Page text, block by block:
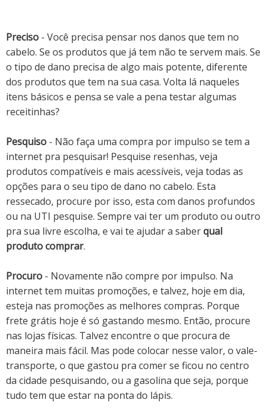
Preciso - Você precisa pensar nos danos que tem no
cabelo. Se os produtos que já tem não te servem mais. Se
o tipo de dano precisa de algo mais potente, diferente
dos produtos que tem na sua casa. Volta lá naqueles
itens básicos e pensa se vale a pena testar algumas
receitinhas?
Pesquiso - Não faça uma compra por impulso se tem a
internet pra pesquisar! Pesquise resenhas, veja
produtos compatíveis e mais acessíveis, veja todas as
opções para o seu tipo de dano no cabelo. Esta
ressecado, procure por isso, esta com danos profundos
ou na UTI pesquise. Sempre vai ter um produto ou outro
pra sua livre escolha, e vai te ajudar a saberqual
produto comprar.
Procuro - Novamente não compre por impulso. Na
internet tem muitas promoções, e talvez, hoje em dia,
esteja nas promoções as melhores compras. Porque
frete grátis hoje é só gastando mesmo. Então, procure
nas lojas físicas. Talvez encontre o que procura de
maneira mais fácil. Mas pode colocar nesse valor, o vale-
transporte, o que gastou pra comer se ficou no centro
da cidade pesquisando, ou a gasolina que seja, porque
tudo tem que estar na ponta do lápis.